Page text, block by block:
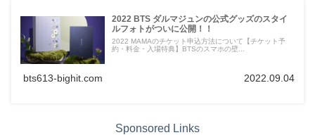
2022 BTS ダルマジュンの公式グッズのスタイ
ルフォトがついに公開！！
2022 MAMAのチケット申込方法について【チケット予
約・料金・入場特典】BTSのスマホの壁...
bts613-bighit.com 2022.09.04
Sponsored Links